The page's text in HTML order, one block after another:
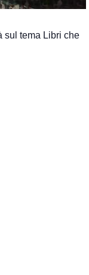
sul tema Libri che